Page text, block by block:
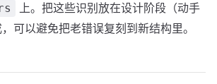
上。把这些识别放在设计阶段（动手
可以避免把老错误复刻到新结构里。